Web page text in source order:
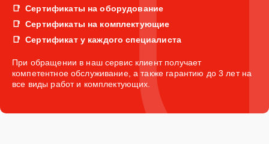
Сертификаты на оборудование
Сертификаты на комплектующие
Сертификат у каждого специалиста
При обращении в наш сервис клиент получает
компетентное обслуживание, а также гарантию до 3 лет на
все виды работ и комплектующих.